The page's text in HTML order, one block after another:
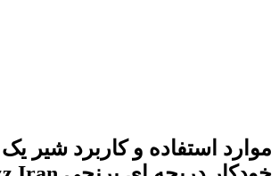
موارد استفاده و کاربرد شیر